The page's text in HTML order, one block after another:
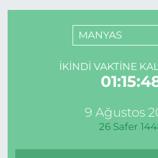
MANYAS
İKINDI VAKTINE
9 Ağustos
26 Safer
Kültür&Sanat
Süper Lig Puan
Son Dakika Haberleri
Haber Arşivi